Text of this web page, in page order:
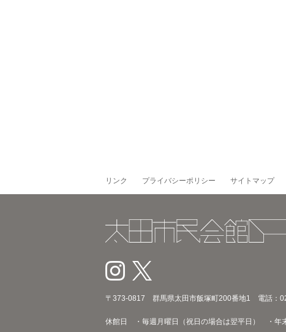
リンク プライバシーポリシー サイトマップ
〒373‐0817 群馬県太田市飯塚町200番地1 電話：
休館日 ・毎週月曜日（祝日の場合は翌平日） ・年